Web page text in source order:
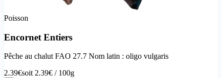
Poisson
Encornet Entiers
Pêche au chalut FAO 27.7 Nom latin : oligo vulgaris
2.39€soit2.39€ / 100g